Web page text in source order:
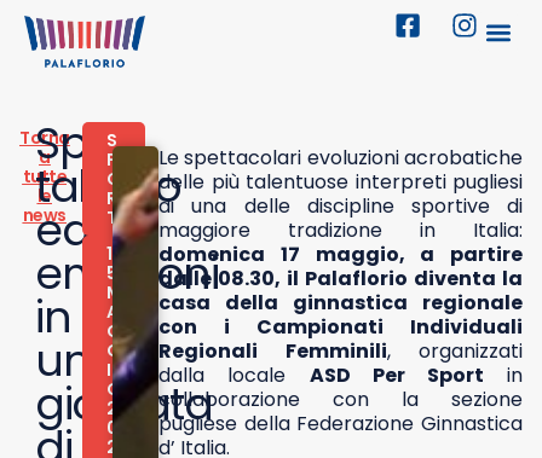
Torna
a
tutte
le
news
Sport,
talento
ed
emozioni
in
una
giornata
S
P
O
R
T
1
5
M
A
G
G
I
O
2
0
2
Le spettacolari evoluzioni acrobatiche
delle più talentuose interpreti pugliesi
di una delle discipline sportive di
maggiore tradizione in Italia:
domenica 17 maggio, a partire
dalle 08.30, il Palaflorio diventa la
casa della ginnastica regionale
con i Campionati Individuali
Regionali Femminili, organizzati
dalla locale ASD Per Sport in
collaborazione con la sezione
pugliese della Federazione Ginnastica
d’ Italia.